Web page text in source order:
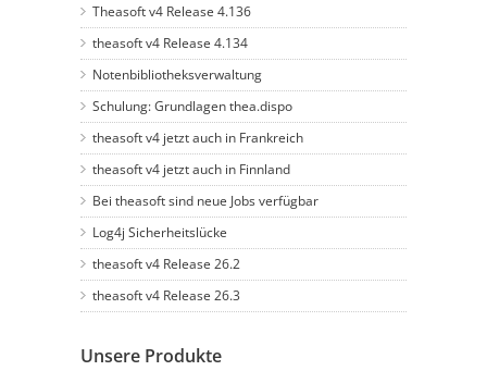
Theasoft v4 Release 4.136
theasoft v4 Release 4.134
Notenbibliotheksverwaltung
Schulung: Grundlagen thea.dispo
theasoft v4 jetzt auch in Frankreich
theasoft v4 jetzt auch in Finnland
Bei theasoft sind neue Jobs verfügbar
Log4j Sicherheitslücke
theasoft v4 Release 26.2
theasoft v4 Release 26.3
Unsere Produkte